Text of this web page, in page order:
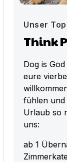
Unser
Think
Dog is
eure
fühlen und
Urlaub so
uns:
ab 1